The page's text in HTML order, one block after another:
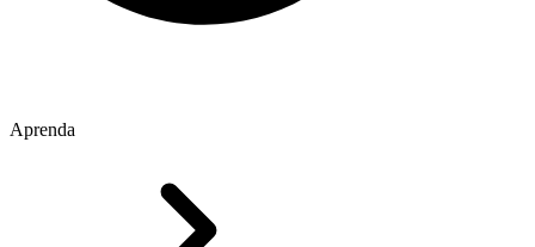
Aprenda